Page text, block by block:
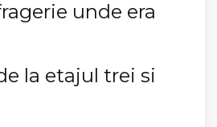
unde era
la etajul trei si